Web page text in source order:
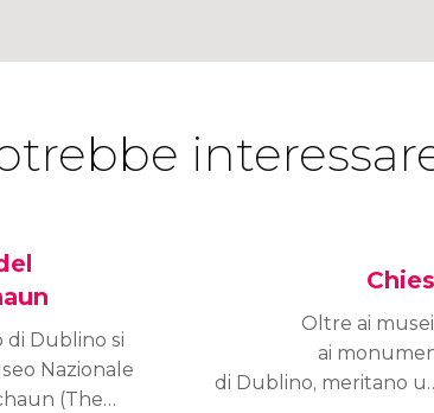
di Dublino si
Nazionale
(The
Oltre ai
ai
di Dublino, meritano